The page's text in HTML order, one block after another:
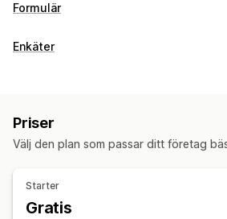
Formulär
Formulärtyper
Anpassning
Anpassade fält
Inbäddade formulär
Enkäter
Inbäddade formulär
Popup-fönster Redigering i realtid
Priser
Välj den plan som passar ditt företag
Starter
Gratis